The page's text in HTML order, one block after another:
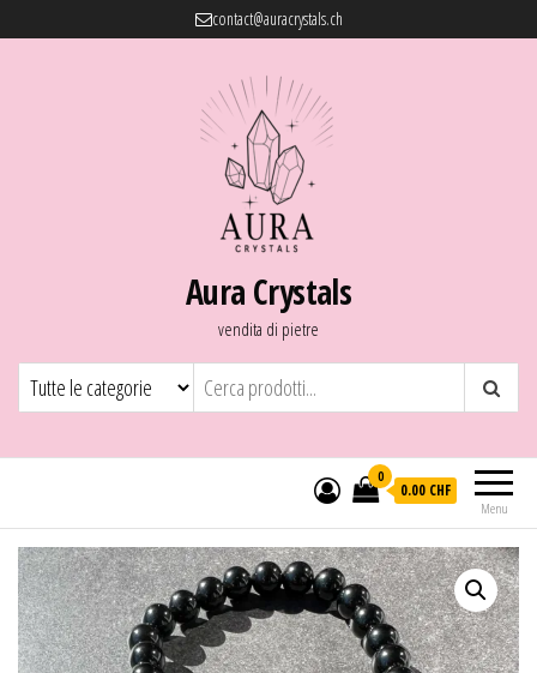
contact@auracrystals.ch
Aura Crystals
vendita di pietre
Menu
0
0.00 CHF